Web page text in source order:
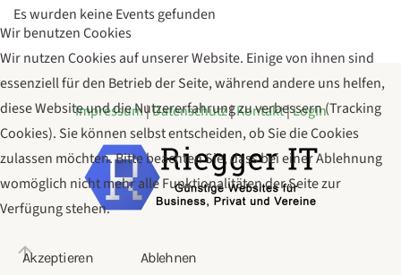
Es wurden keine Events gefunden
Impressum|Datenschutz|Kontakt|Login
Wir benutzen Cookies
Wir nutzen Cookies auf unserer Website. Einige von ihnen sind
essenziell für den Betrieb der Seite, während andere uns helfen,
diese Website und die Nutzererfahrung zu verbessern (Tracking
Cookies). Sie können selbst entscheiden, ob Sie die Cookies
zulassen möchten. Bitte beachten Sie, dass bei einer Ablehnung
womöglich nicht mehr alle Funktionalitäten der Seite zur
Verfügung stehen.
Akzeptieren Ablehnen